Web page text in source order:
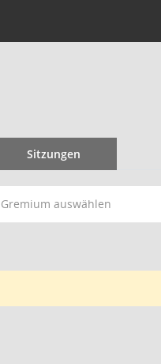
Sitzungen
Gremium auswählen